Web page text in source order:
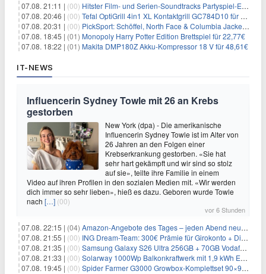
07.08. 21:11 | (00) Hitster Film- und Serien-Soundtracks Partyspiel-Erweiterung für 6,99€
07.08. 20:46 | (00) Tefal OptiGrill 4in1 XL Kontaktgrill GC784D10 für 239,99€
07.08. 20:31 | (00) PickSport: Schöffel, North Face & Columbia Jacken ab 39,60€
07.08. 18:45 | (01) Monopoly Harry Potter Edition Brettspiel für 22,77€
07.08. 18:22 | (01) Makita DMP180Z Akku-Kompressor 18 V für 48,61€
IT-NEWS
Influencerin Sydney Towle mit 26 an Krebs
gestorben
New York (dpa) - Die amerikanische
Influencerin Sydney Towle ist im Alter von
26 Jahren an den Folgen einer
Krebserkrankung gestorben. «Sie hat
sehr hart gekämpft und wir sind so stolz
auf sie», teilte ihre Familie in einem
Video auf ihren Profilen in den sozialen Medien mit. «Wir werden
dich immer so sehr lieben», hieß es dazu. Geboren wurde Towle
nach […] (00)
vor 6 Stunden
07.08. 22:15 | (04) Amazon-Angebote des Tages – jeden Abend neue Deals zum Stöbern
07.08. 21:55 | (00) ING Dream-Team: 300€ Prämie für Girokonto + Direkt-Depot
07.08. 21:35 | (00) Samsung Galaxy S26 Ultra 256GB + 70GB Vodafone-Netz für 34,99€/Monat (effektiv 4,74€/Monat)
07.08. 21:33 | (00) Solarway 1000Wp Balkonkraftwerk mit 1,9 kWh EcoFlow-Speicher für 719€ + 30€ Filial-Gutschein
07.08. 19:45 | (00) Spider Farmer G3000 Growbox-Komplettset 90×90×180 cm für 379,99€